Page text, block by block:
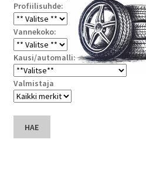
Profiilisuhde:
Vannekoko:
Kausi/automalli:
Valmistaja
HAE